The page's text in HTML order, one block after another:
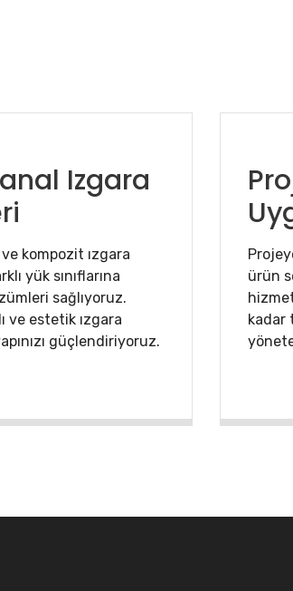
Izgara
kompozit ızgara
yük sınıflarına
sağlıyoruz.
ve estetik ızgara
güçlendiriyoruz.
ürün
kadar